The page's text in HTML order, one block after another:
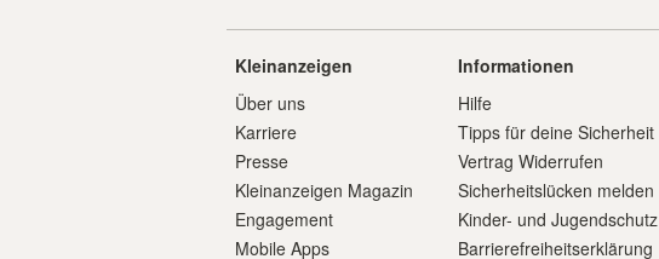
Kleinanzeigen
Über uns
Karriere
Presse
Kleinanzeigen Magazin
Engagement
Mobile Apps
Informationen
Hilfe
Tipps für deine Sicherheit
Vertrag Widerrufen
Sicherheitslücken melden
Kinder- und Jugendschutz
Barrierefreiheitserklärung